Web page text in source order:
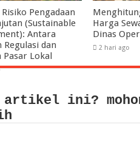
Pengadaan
(Sustainable
Antara
Regulasi dan
Pasar Lokal
Harga
Dinas
2 hari ago
ini?